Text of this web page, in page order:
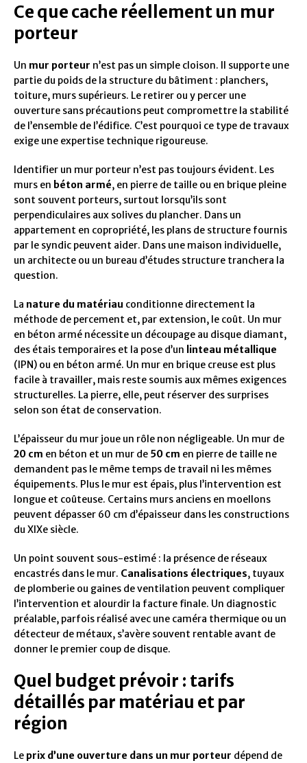
Ce que cache réellement un mur
porteur
Un mur porteur n’est pas un simple cloison. Il supporte une
partie du poids de la structure du bâtiment : planchers,
toiture, murs supérieurs. Le retirer ou y percer une
ouverture sans précautions peut compromettre la stabilité
de l’ensemble de l’édifice. C’est pourquoi ce type de travaux
exige une expertise technique rigoureuse.
Identifier un mur porteur n’est pas toujours évident. Les
murs en béton armé, en pierre de taille ou en brique pleine
sont souvent porteurs, surtout lorsqu’ils sont
perpendiculaires aux solives du plancher. Dans un
appartement en copropriété, les plans de structure fournis
par le syndic peuvent aider. Dans une maison individuelle,
un architecte ou un bureau d’études structure tranchera la
question.
La nature du matériau conditionne directement la
méthode de percement et, par extension, le coût. Un mur
en béton armé nécessite un découpage au disque diamant,
des étais temporaires et la pose d’un linteau métallique
(IPN) ou en béton armé. Un mur en brique creuse est plus
facile à travailler, mais reste soumis aux mêmes exigences
structurelles. La pierre, elle, peut réserver des surprises
selon son état de conservation.
L’épaisseur du mur joue un rôle non négligeable. Un mur de
20 cm en béton et un mur de 50 cm en pierre de taille ne
demandent pas le même temps de travail ni les mêmes
équipements. Plus le mur est épais, plus l’intervention est
longue et coûteuse. Certains murs anciens en moellons
peuvent dépasser 60 cm d’épaisseur dans les constructions
du XIXe siècle.
Un point souvent sous-estimé : la présence de réseaux
encastrés dans le mur. Canalisations électriques, tuyaux
de plomberie ou gaines de ventilation peuvent compliquer
l’intervention et alourdir la facture finale. Un diagnostic
préalable, parfois réalisé avec une caméra thermique ou un
détecteur de métaux, s’avère souvent rentable avant de
donner le premier coup de disque.
Quel budget prévoir : tarifs
détaillés par matériau et par
région
Le prix d’une ouverture dans un mur porteur dépend de